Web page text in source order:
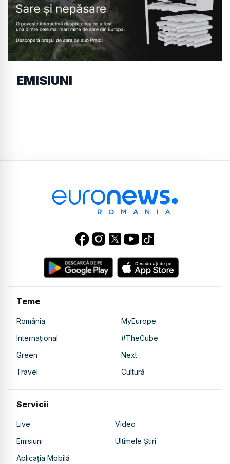
EMISIUNI
Teme
România
MyEurope
Internațional
#TheCube
Green
Next
Travel
Cultură
Servicii
Live
Video
Emisiuni
Ultimele Știri
Aplicația Mobilă